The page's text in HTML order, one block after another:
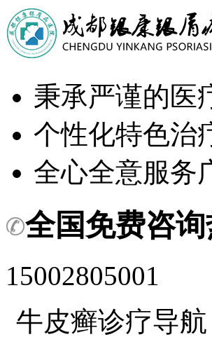
秉承严谨的医
个性化特色治
全心全意服务
全国免费咨
15002805001
牛皮癣诊疗导航